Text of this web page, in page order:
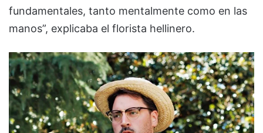
fundamentales, tanto mentalmente como en las
manos”, explicaba el florista hellinero.